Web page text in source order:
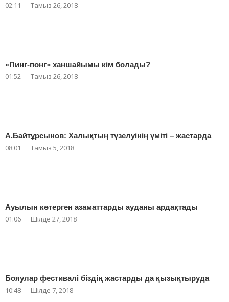
02:11 Тамыз 26, 2018
«Пинг-понг» ханшайымы кім болады?
01:52 Тамыз 26, 2018
А.Байтұрсынов: Халықтың түзелуінің үміті – жастарда
08:01 Тамыз 5, 2018
Ауылын көтерген азаматтарды ауданы ардақтады
01:06 Шілде 27, 2018
Бояулар фестивалі біздің жастарды да қызықтыруда
10:48 Шілде 7, 2018